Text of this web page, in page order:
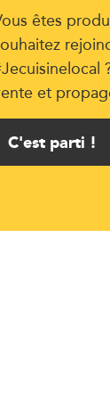
êtes
et
C'est parti !